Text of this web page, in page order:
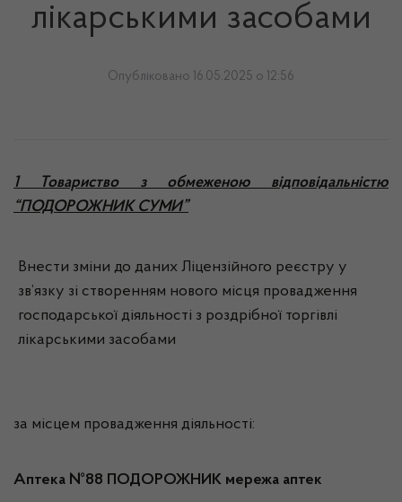
лікарськими засобами
Опубліковано 16.05.2025 о 12:56
1 Товариство з обмеженою відповідальністю
“ПОДОРОЖНИК СУМИ”
Внести зміни до даних Ліцензійного реєстру у
зв’язку зі створенням нового місця провадження
господарської діяльності з роздрібної торгівлі
лікарськими засобами
за місцем провадження діяльності:
Аптека №88 ПОДОРОЖНИК мережа аптек